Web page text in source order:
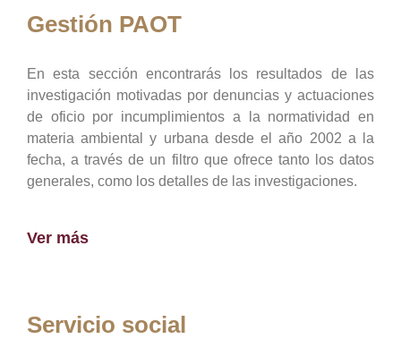
Gestión PAOT
En esta sección encontrarás los resultados de las
investigación motivadas por denuncias y actuaciones
de oficio por incumplimientos a la normatividad en
materia ambiental y urbana desde el año 2002 a la
fecha, a través de un filtro que ofrece tanto los datos
generales, como los detalles de las investigaciones.
Ver más
Servicio social